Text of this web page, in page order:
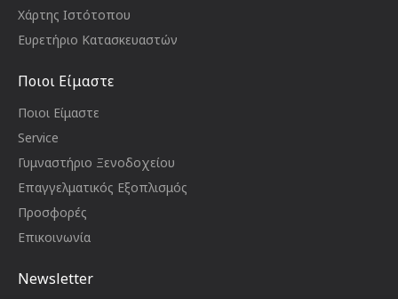
Χάρτης Ιστότοπου
Ευρετήριο Κατασκευαστών
Ποιοι Είμαστε
Ποιοι Είμαστε
Service
Γυμναστήριο Ξενοδοχείου
Επαγγελματικός Εξοπλισμός
Προσφορές
Επικοινωνία
Newsletter